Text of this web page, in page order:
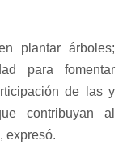
plantar árboles;
para fomentar
de las y
contribuyan al
expresó.